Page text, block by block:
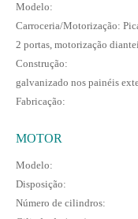
Modelo:
Carroceria/Motorização:
2 portas, motorização
Construção:
galvanizado nos painéis
Fabricação: São
MOTOR
Modelo:
Disposição:
Número de